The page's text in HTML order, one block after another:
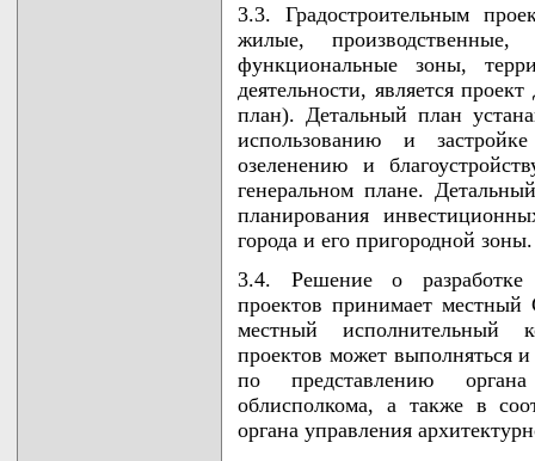
3.3. Градостроительным
жилые, производственные,
функциональные зоны,
деятельности, является
план). Детальный план
использованию и
озеленению и
генеральном плане.
планирования
города и его пригородной зоны.
3.4. Решение о разработке
проектов принимает
местный исполнительный
проектов может выполняться
по представлению органа
облисполкома, а также в
органа управления